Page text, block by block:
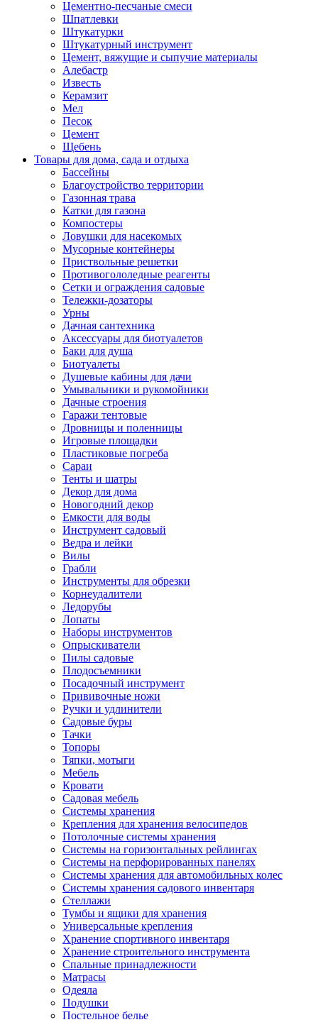
Цементно-песчаные смеси
Шпатлевки
Штукатурки
Штукатурный инструмент
Цемент, вяжущие и сыпучие материалы
Алебастр
Известь
Керамзит
Мел
Песок
Цемент
Щебень
Товары для дома, сада и отдыха
Бассейны
Благоустройство территории
Газонная трава
Катки для газона
Компостеры
Ловушки для насекомых
Мусорные контейнеры
Приствольные решетки
Противогололедные реагенты
Сетки и ограждения садовые
Тележки-дозаторы
Урны
Дачная сантехника
Аксессуары для биотуалетов
Баки для душа
Биотуалеты
Душевые кабины для дачи
Умывальники и рукомойники
Дачные строения
Гаражи тентовые
Дровницы и поленницы
Игровые площадки
Пластиковые погреба
Сараи
Тенты и шатры
Декор для дома
Новогодний декор
Емкости для воды
Инструмент садовый
Ведра и лейки
Вилы
Грабли
Инструменты для обрезки
Корнеудалители
Ледорубы
Лопаты
Наборы инструментов
Опрыскиватели
Пилы садовые
Плодосъемники
Посадочный инструмент
Прививочные ножи
Ручки и удлинители
Садовые буры
Тачки
Топоры
Тяпки, мотыги
Мебель
Кровати
Садовая мебель
Системы хранения
Крепления для хранения велосипедов
Потолочные системы хранения
Системы на горизонтальных рейлингах
Системы на перфорированных панелях
Системы хранения для автомобильных колес
Системы хранения садового инвентаря
Стеллажи
Тумбы и ящики для хранения
Универсальные крепления
Хранение спортивного инвентаря
Хранение строительного инструмента
Спальные принадлежности
Матрасы
Одеяла
Подушки
Постельное белье